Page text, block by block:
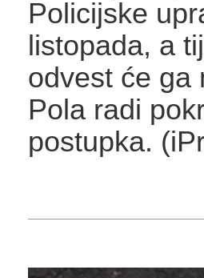
Policijske
listopada, a
odvest će ga
Pola radi
postupka.